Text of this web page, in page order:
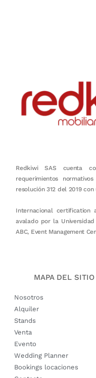
Redkiwi SAS cuenta
requerimientos
resolución 312 del 2019
Internacional certification
avalado por la
ABC, Event Management
MAPA DEL SITIO
Nosotros
Alquiler
Stands
Venta
Evento
Wedding Planner
Bookings locaciones